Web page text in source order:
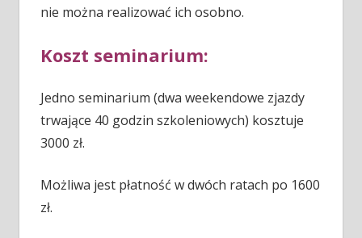
nie można realizować ich osobno.
Koszt seminarium:
Jedno seminarium (dwa weekendowe zjazdy
trwające 40 godzin szkoleniowych) kosztuje
3000 zł.
Możliwa jest płatność w dwóch ratach po 1600
zł.